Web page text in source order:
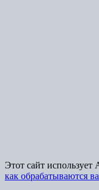
Этот сайт
как обрабатываются